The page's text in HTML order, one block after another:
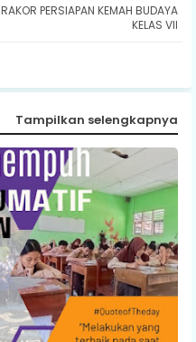
ats
p
RAKOR PERSIAPAN KEMAH BUDAYA
KELAS VII
Tampilkan selengkapnya